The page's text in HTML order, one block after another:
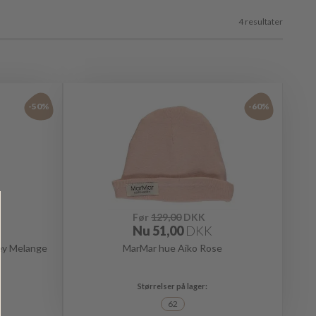
4 resultater
-50%
Melange
-60%
Før129,00DKK
Nu 51,00 DKK
MarMar hue Aiko Rose
62